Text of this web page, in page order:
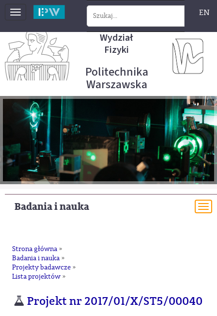
Toggle
EN
Wydział
Fizyki
Politechnika
Warszawska
Badania i nauka
Strona główna »
Badania i nauka »
Projekty badawcze »
Lista projektów »
Projekt nr 2017/01/X/ST5/00040